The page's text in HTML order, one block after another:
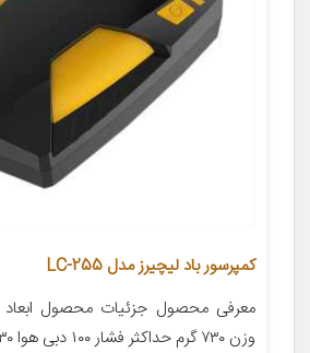
کمپرسور باد لیچیرز مدل LC-255